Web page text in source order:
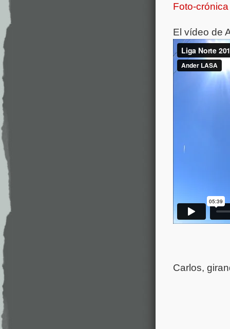
Foto-
El vídeo de
Carlos,